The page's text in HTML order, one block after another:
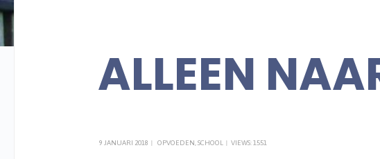
ALLEEN
9 JANUARI 2018 | OPVOEDEN ,SCHOOL | VIEWS: 1551